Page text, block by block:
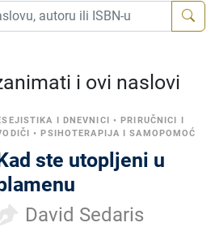
i ovi naslovi
I DNEVNICI •PRIRUČNICI I
•PSIHOTERAPIJA I SAMOPOMOĆ
ste utopljeni u
David Sedaris